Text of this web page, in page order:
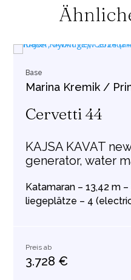
Base
Marina Kremik /
Cervetti 44
KAJSA KAVAT
generator, water
Katamaran – 13,42 m –
liegeplätze – 4
Preis ab
3.728 €